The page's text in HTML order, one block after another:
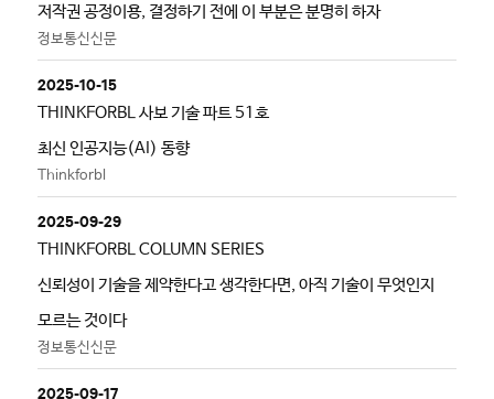
저작권 공정이용, 결정하기 전에 이 부분은 분명히 하자
정보통신신문
2025-10-15
THINKFORBL 사보 기술 파트 51호
최신 인공지능(AI) 동향
Thinkforbl
2025-09-29
THINKFORBL COLUMN SERIES
신뢰성이 기술을 제약한다고 생각한다면, 아직 기술이 무엇인지
모르는 것이다
정보통신신문
2025-09-17